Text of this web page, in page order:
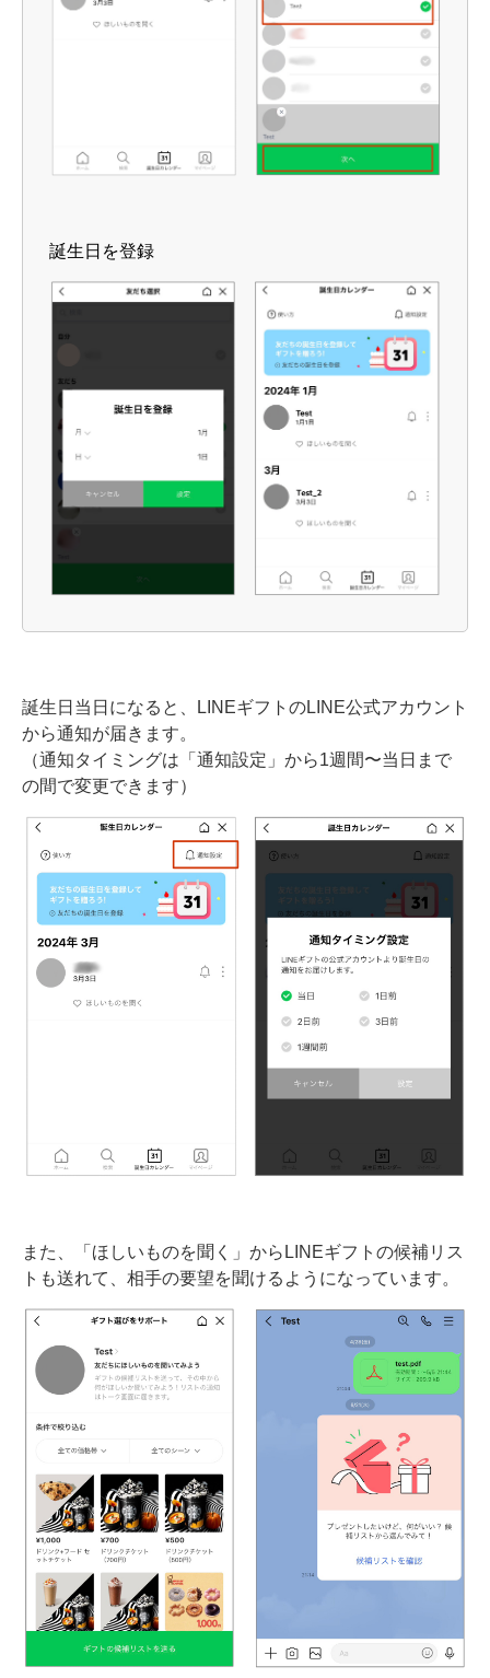
誕生日を登録
誕生日当日になると、LINEギフトのLINE公式アカウント
から通知が届きます。
（通知タイミングは「通知設定」から1週間〜当日まで
の間で変更できます）
また、「ほしいものを聞く」からLINEギフトの候補リス
トも送れて、相手の要望を聞けるようになっています。